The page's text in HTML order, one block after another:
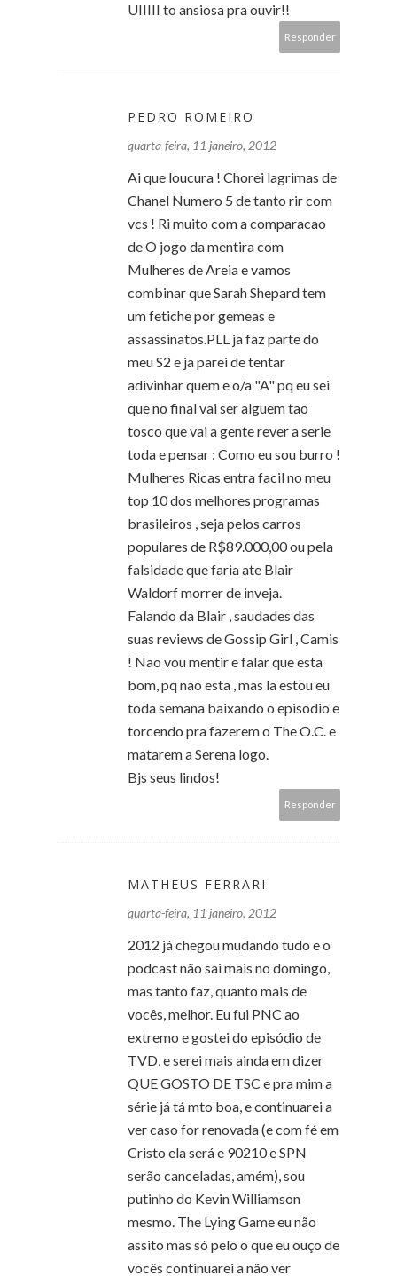
UIIIII to ansiosa pra ouvir!!
Responder
PEDRO ROMEIRO
quarta-feira, 11 janeiro, 2012
Ai que loucura ! Chorei lagrimas de
Chanel Numero 5 de tanto rir com
vcs ! Ri muito com a comparacao
de O jogo da mentira com
Mulheres de Areia e vamos
combinar que Sarah Shepard tem
um fetiche por gemeas e
assassinatos.PLL ja faz parte do
meu S2 e ja parei de tentar
adivinhar quem e o/a "A" pq eu sei
que no final vai ser alguem tao
tosco que vai a gente rever a serie
toda e pensar : Como eu sou burro !
Mulheres Ricas entra facil no meu
top 10 dos melhores programas
brasileiros , seja pelos carros
populares de R$89.000,00 ou pela
falsidade que faria ate Blair
Waldorf morrer de inveja.
Falando da Blair , saudades das
suas reviews de Gossip Girl , Camis
! Nao vou mentir e falar que esta
bom, pq nao esta , mas la estou eu
toda semana baixando o episodio e
torcendo pra fazerem o The O.C. e
matarem a Serena logo.
Bjs seus lindos!
Responder
MATHEUS FERRARI
quarta-feira, 11 janeiro, 2012
2012 já chegou mudando tudo e o
podcast não sai mais no domingo,
mas tanto faz, quanto mais de
vocês, melhor. Eu fui PNC ao
extremo e gostei do episódio de
TVD, e serei mais ainda em dizer
QUE GOSTO DE TSC e pra mim a
série já tá mto boa, e continuarei a
ver caso for renovada (e com fé em
Cristo ela será e 90210 e SPN
serão canceladas, amém), sou
putinho do Kevin Williamson
mesmo. The Lying Game eu não
assito mas só pelo o que eu ouço de
vocês continuarei a não ver